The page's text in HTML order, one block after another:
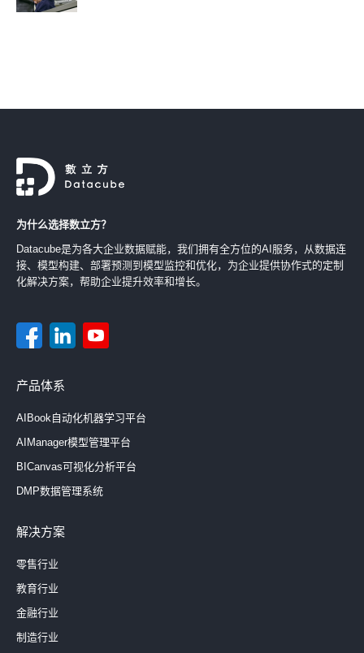
为什么选择数立方？
Datacube是为各大企业数据赋能，我们拥有全方位的AI服务，从数据连
接、模型构建、部署预测到模型监控和优化，为企业提供协作式的定制
化解决方案，帮助企业提升效率和增长。
产品体系
AIBook自动化机器学习平台
AIManager模型管理平台
BICanvas可视化分析平台
DMP数据管理系统
解决方案
零售行业
教育行业
金融行业
制造行业